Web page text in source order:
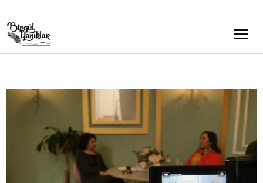
Eğitim Yazılarım
Gezi ve Kültür Yazılarım
Röportajlarım